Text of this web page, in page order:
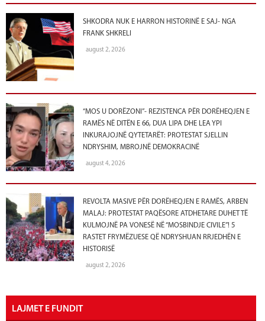
SHKODRA NUK E HARRON HISTORINË E SAJ- NGA
FRANK SHKRELI
august 2, 2026
“MOS U DORËZONI”- REZISTENCA PËR DORËHEQJEN E
RAMËS NË DITËN E 66, DUA LIPA DHE LEA YPI
INKURAJOJNË QYTETARËT: PROTESTAT SJELLIN
NDRYSHIM, MBROJNË DEMOKRACINË
august 4, 2026
REVOLTA MASIVE PËR DORËHEQJEN E RAMËS, ARBEN
MALAJ: PROTESTAT PAQËSORE ATDHETARE DUHET TË
KULMOJNË PA VONESË NË “MOSBINDJE CIVILE”! 5
RASTET FRYMËZUESE QË NDRYSHUAN RRJEDHËN E
HISTORISË
august 2, 2026
LAJMET E FUNDIT